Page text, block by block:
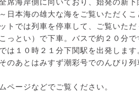
席海岸側に向いており、始発の新
日本海の雄大な海をご覧いただくこ
トでは列車を停車して、ご覧いただ
っとい）で下車。バスで約２０分で
は１０時２１分下関駅を出発しま
のあとはみすず潮彩号でのんびり
ページなどでご覧ください。